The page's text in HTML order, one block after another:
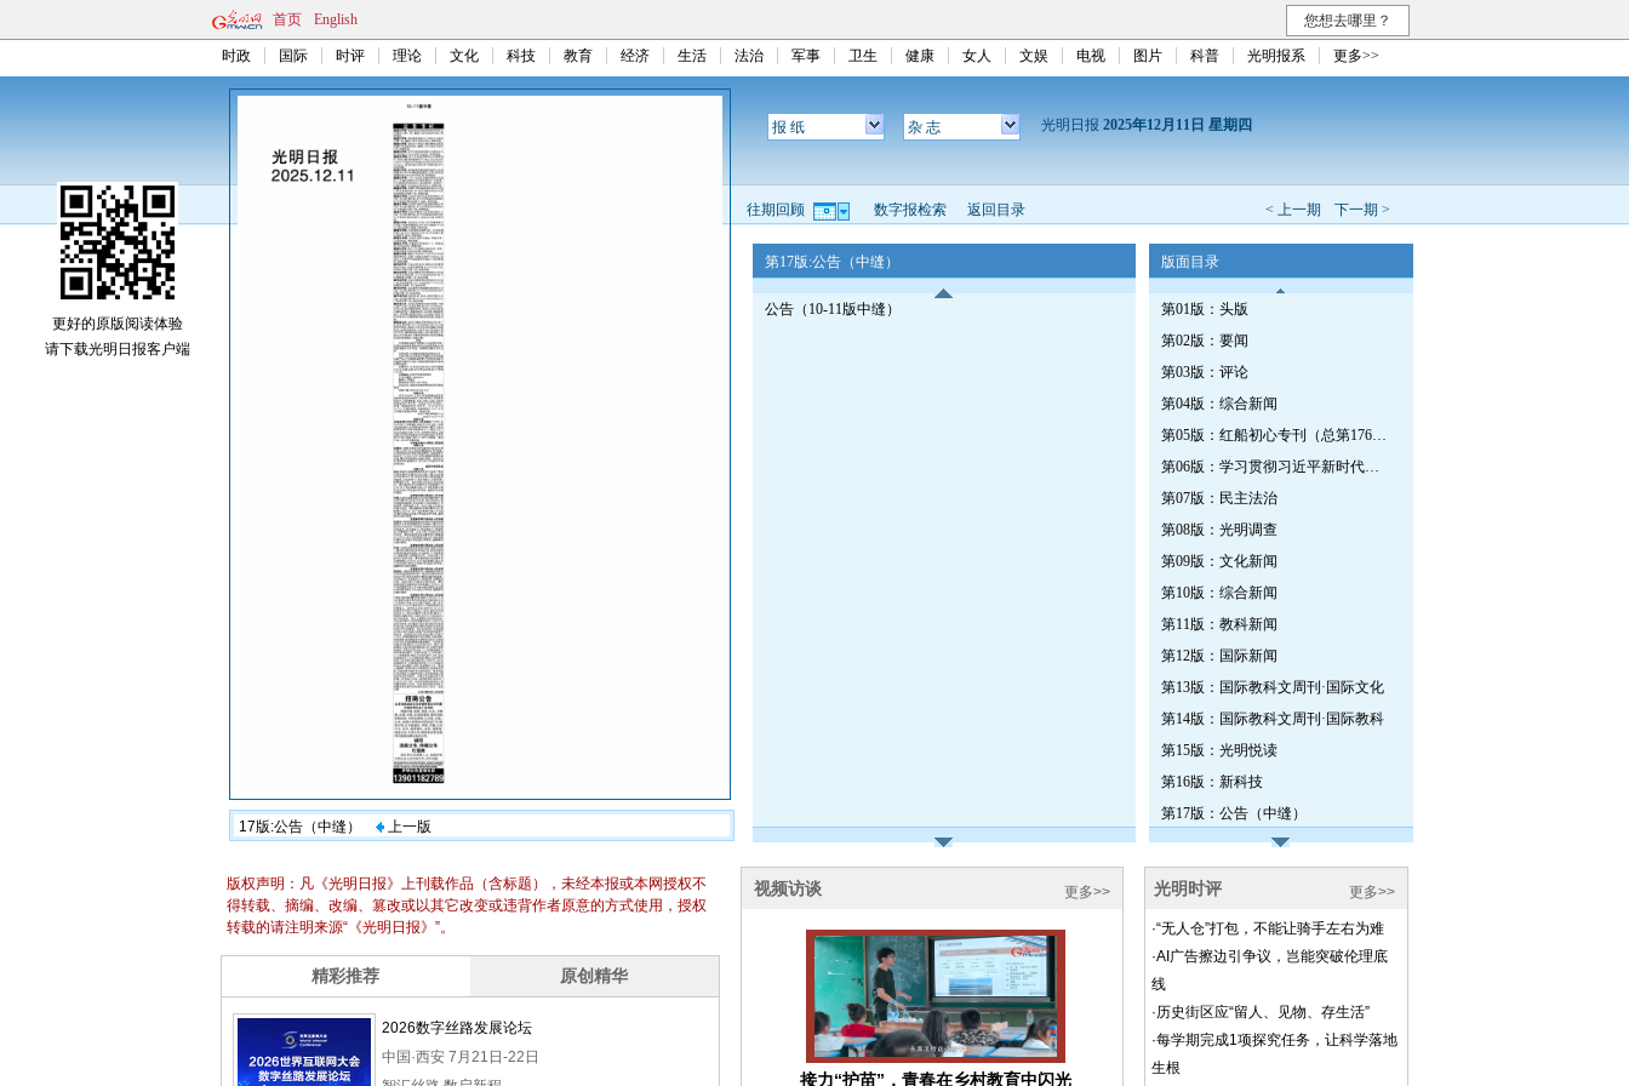
首页 English 您想去哪里？
时政 国际 时评 理论 文化 科技 教育 经济 生活 法治 军事 卫生 健康 女人 文娱 电视 图片 科普 光明报系 更多>>
17版:公告（中缝） 上一版
报 纸 杂 志 光明日报 2025年12月11日 星期四
< 上一期 下一期 >
往期回顾 数字报检索 返回目录
第17版:公告（中缝）
公告（10-11版中缝）
版面目录
第01版：头版
第02版：要闻
第03版：评论
第04版：综合新闻
第05版：红船初心专刊（总第1764期）
第06版：学习贯彻习近平新时代中国特色社会主义思想专刊
第07版：民主法治
第08版：光明调查
第09版：文化新闻
第10版：综合新闻
第11版：教科新闻
第12版：国际新闻
第13版：国际教科文周刊·国际文化
第14版：国际教科文周刊·国际教科
第15版：光明悦读
第16版：新科技
第17版：公告（中缝）
更好的原版阅读体验
请下载光明日报客户端